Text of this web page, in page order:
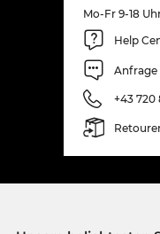
Mo-Fr 9-18
Help
Anfrage
+43 720